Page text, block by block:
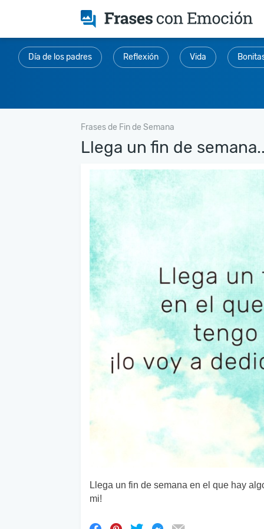
Día de los padres Reflexión Vida
Frases de Fin de Semana
Llega un fin de
Llega un fin de semana en el que hay
mi!